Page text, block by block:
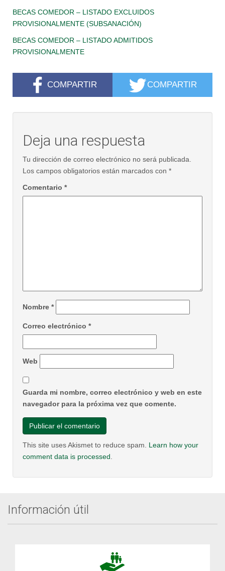
BECAS COMEDOR – LISTADO EXCLUIDOS
PROVISIONALMENTE (SUBSANACIÓN)
BECAS COMEDOR – LISTADO ADMITIDOS
PROVISIONALMENTE
COMPARTIR COMPARTIR
Deja una respuesta
Tu dirección de correo electrónico no será publicada.
Los campos obligatorios están marcados con *
Comentario *
Nombre *
Correo electrónico *
Web
Guarda mi nombre, correo electrónico y web en este
navegador para la próxima vez que comente.
This site uses Akismet to reduce spam. Learn how your
comment data is processed
Información útil